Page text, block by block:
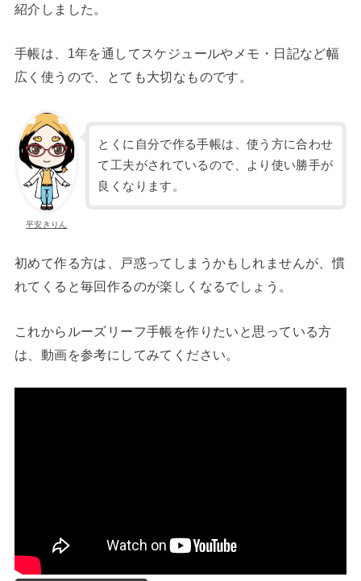
紹介しました。
手帳は、1年を通してスケジュールやメモ・日記など幅
広く使うので、とても大切なものです。
平安きりん
とくに自分で作る手帳は、使う方に合わせ
て工夫がされているので、より使い勝手が
良くなります。
初めて作る方は、戸惑ってしまうかもしれませんが、慣
れてくると毎回作るのが楽しくなるでしょう。
これからルーズリーフ手帳を作りたいと思っている方
は、動画を参考にしてみてください。